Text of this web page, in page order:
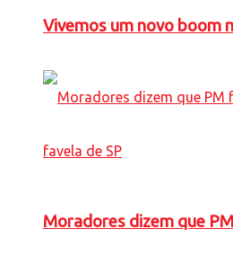
Vivemos um novo boom
Moradores dizem que